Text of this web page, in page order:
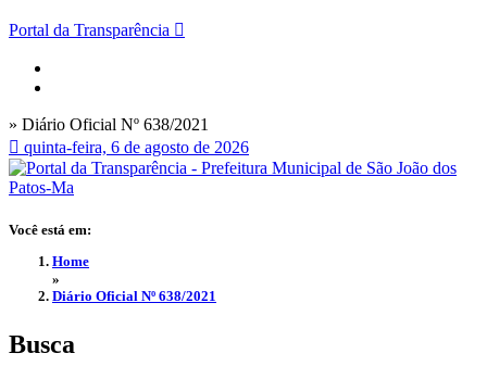
Portal da Transparência
» Diário Oficial Nº 638/2021
quinta-feira, 6 de agosto de 2026
Você está em:
Home
»
Diário Oficial Nº 638/2021
Busca